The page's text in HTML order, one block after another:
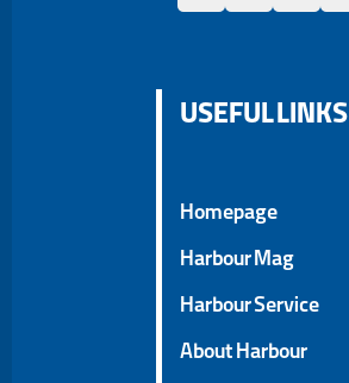
USEFUL LINKS
Homepage
Harbour Mag
Harbour Service
About Harbour